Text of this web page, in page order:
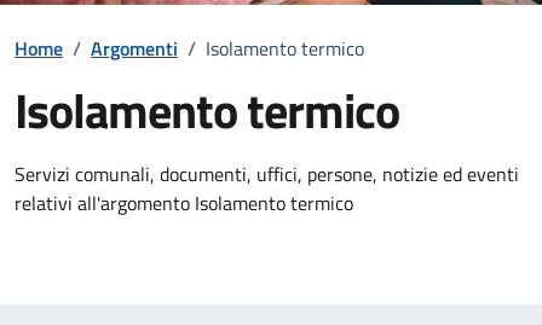
Home / Argomenti / Isolamento termico
Isolamento termico
Dettagli dell'argomento
Servizi comunali, documenti, uffici, persone, notizie ed eventi
relativi all'argomento Isolamento termico